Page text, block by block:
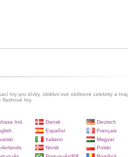
hry pro dívky, oblékni své oblíbené celebrity a hraj
flashové hry.
Ind. Dansk
Deutsch
Español
Français
Italiano
Magyar
Norsk
Polski